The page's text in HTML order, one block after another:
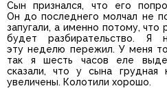
Сын признался, что его
Он до последнего молчал не
запугали, а именно потому, что
будет разбирательство. Я
эту неделю пережил. У меня
так я шесть часов еле
сказали, что у сына грудная
увеличены. Колотили хорошо.